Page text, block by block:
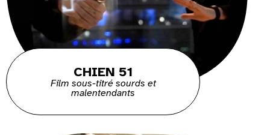
CHIEN 51
Film sous-titré sourds et
malentendants